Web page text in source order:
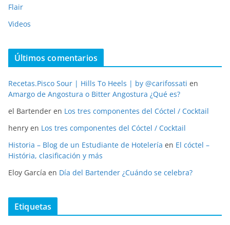
Flair
Videos
Últimos comentarios
Recetas.Pisco Sour | Hills To Heels | by @carifossati en
Amargo de Angostura o Bitter Angostura ¿Qué es?
el Bartender en Los tres componentes del Cóctel / Cocktail
henry en Los tres componentes del Cóctel / Cocktail
Historia – Blog de un Estudiante de Hotelería en El cóctel –
História, clasificación y más
Eloy García en Día del Bartender ¿Cuándo se celebra?
Etiquetas